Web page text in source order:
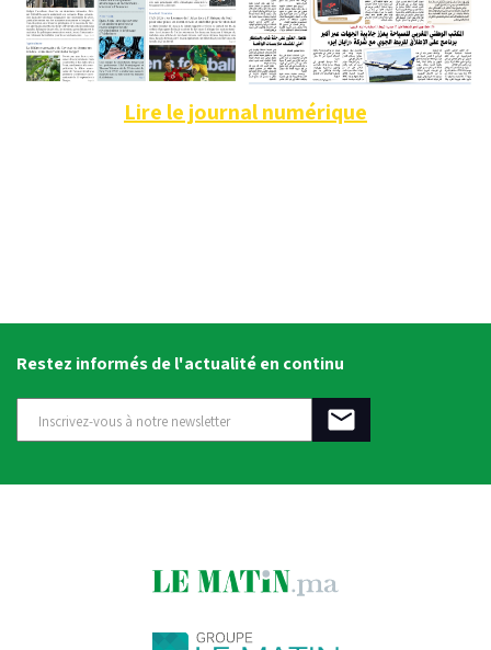
Lire le journal numérique
Restez informés de l'actualité en continu